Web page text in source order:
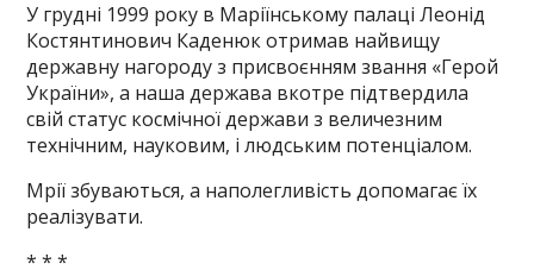
У грудні 1999 року в Маріїнському палаці Леонід
Костянтинович Каденюк отримав найвищу
державну нагороду з присвоєнням звання «Герой
України», а наша держава вкотре підтвердила
свій статус космічної держави з величезним
технічним, науковим, і людським потенціалом.
Мрії збуваються, а наполегливість допомагає їх
реалізувати.
* * *